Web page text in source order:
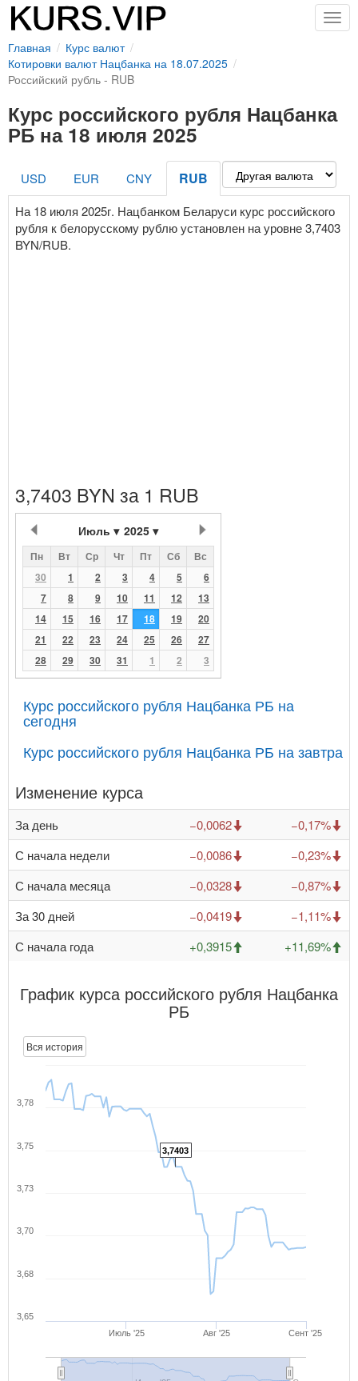
Главная
Курс валют
Котировки валют Нацбанка на 18.07.2025
Российский рубль - RUB
Курс российского рубля Нацбанка
РБ на 18 июля 2025
USD EUR CNY RUB
На 18 июля 2025г. Нацбанком Беларуси курс российского
рубля к белорусскому рублю установлен на уровне 3,7403
BYN/RUB.
3,7403 BYN за 1 RUB
Июль 2025
Пн Вт Ср Чт Пт Сб
Вс
30
1 2 3 4 5
6
7
8 9 10 11 12
13
14
15 16 17 18 19
20
21
22 23 24 25 26
27
28
29 30 31 1 2 3
Курс российского рубля Нацбанка РБ на
сегодня
Курс российского рубля Нацбанка РБ на завтра
Изменение курса
За день −0,0062
−0,17%
С начала недели
−0,0086
−0,23%
С начала месяца
−0,0328
−0,87%
За 30 дней
−0,0419
−1,11%
С начала года
+0,3915 +11,69%
График курса российского рубля Нацбанка
РБ
Вся история
3,7403
Июль '25 Авг '25 Сент '25
3,65
3,68
3,70
3,73
3,75
3,78